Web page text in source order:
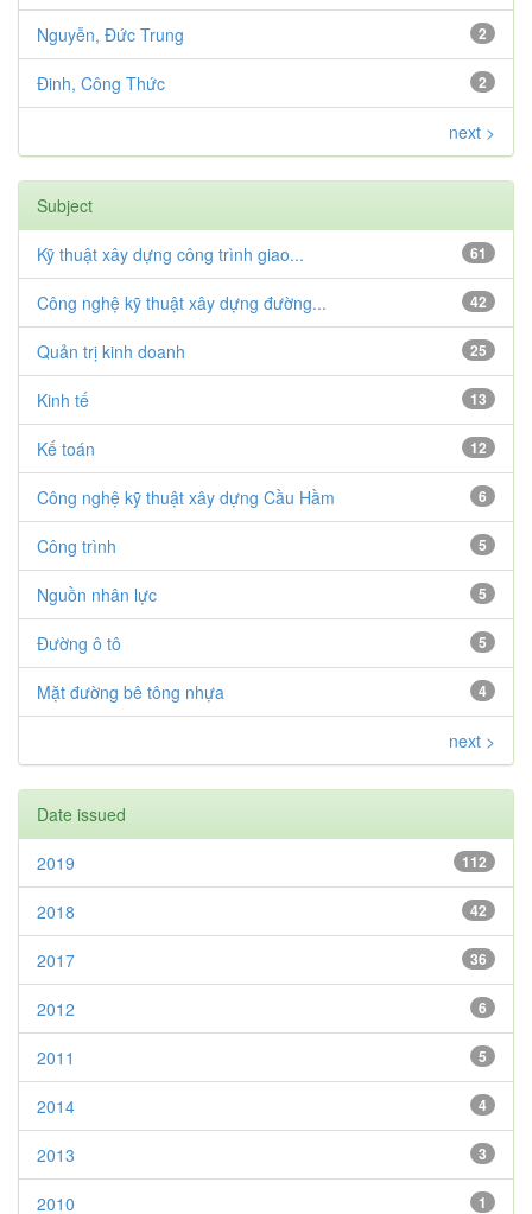
2
Nguyễn, Đức Trung
2
Đinh, Công Thức
next >
Subject
61
Kỹ thuật xây dựng công trình giao...
42
Công nghệ kỹ thuật xây dựng đường...
25
Quản trị kinh doanh
13
Kinh tế
12
Kế toán
6
Công nghệ kỹ thuật xây dựng Cầu Hầm
5
Công trình
5
Nguồn nhân lực
5
Đường ô tô
4
Mặt đường bê tông nhựa
next >
Date issued
112
2019
42
2018
36
2017
6
2012
5
2011
4
2014
3
2013
1
2010